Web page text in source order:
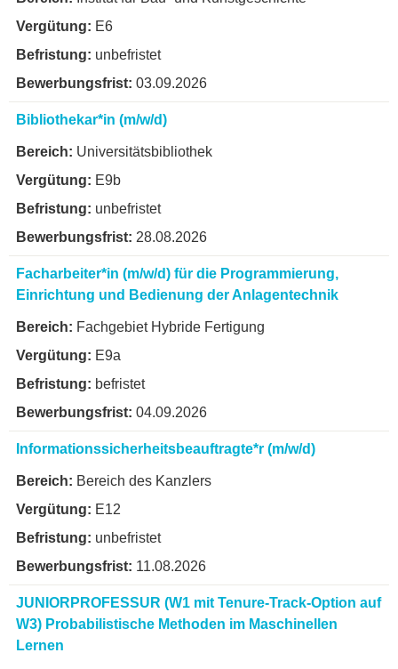
E6
unbefristet
03.09.2026
Bibliothekar*in (m/w/d)
Universitätsbibliothek
E9b
unbefristet
28.08.2026
Facharbeiter*in (m/w/d) für die Programmierung,
Einrichtung und Bedienung der Anlagentechnik
Fachgebiet Hybride Fertigung
E9a
befristet
04.09.2026
Informationssicherheitsbeauftragte*r (m/w/d)
Bereich des Kanzlers
E12
unbefristet
11.08.2026
JUNIORPROFESSUR (W1 mit Tenure-Track-Option auf
W3) Probabilistische Methoden im Maschinellen
Lernen